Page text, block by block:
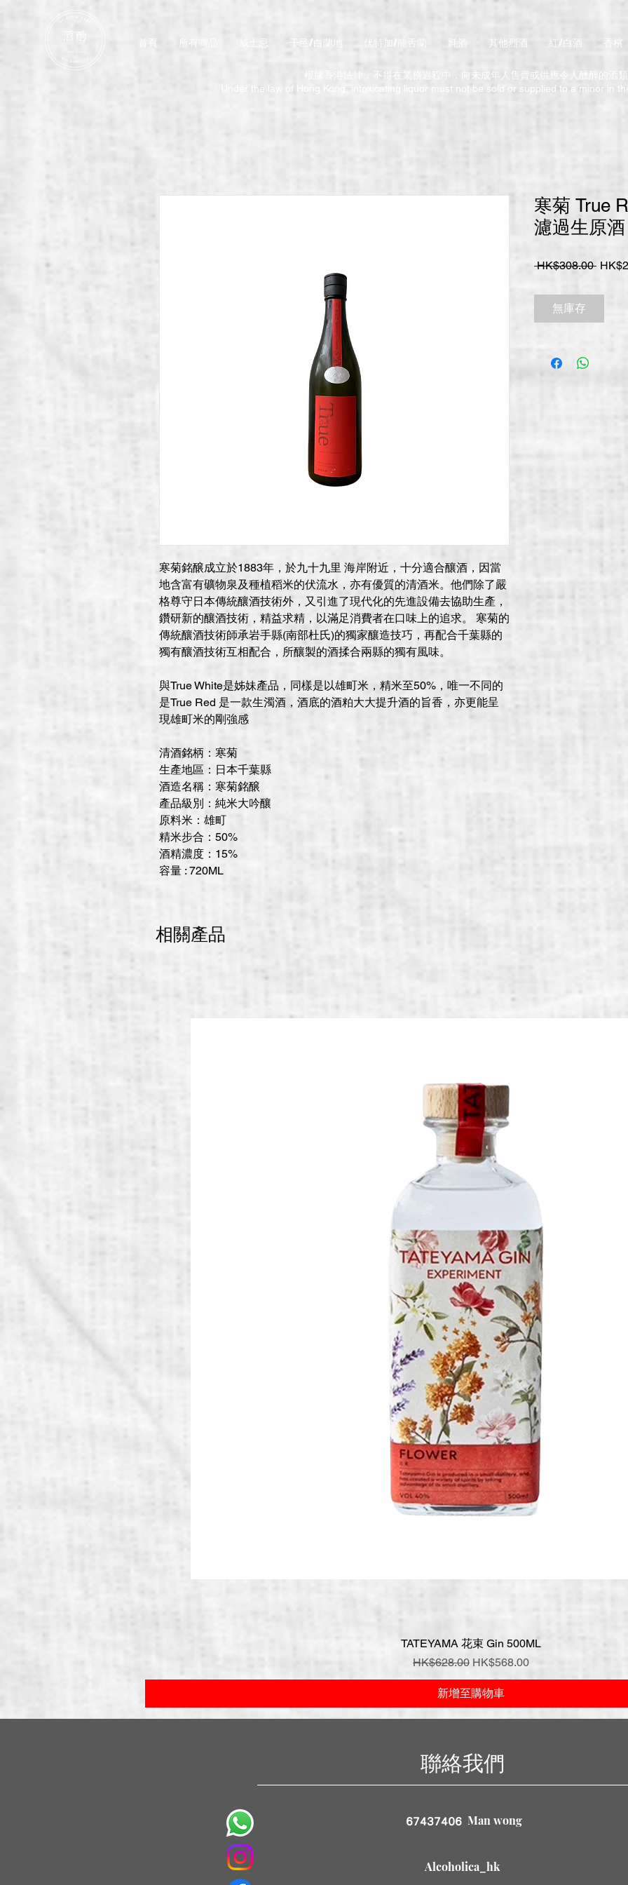
首頁 所有商品 威士忌 干邑/白蘭地 伏特加/龍舌蘭 其他烈酒 紅/白酒 香檳
根據香港法律，不得在業務過程中，向未成年人售賣或供應令人醺醉的酒
Under the law of Hong Kong, intoxicating liquor must not be sold or supplied to a minor in
寒菊銘醸成立於1883年，於九十九里 海岸附近，十分適合釀酒，因當
地含富有礦物泉及種植稻米的伏流水，亦有優質的清酒米。他們除了嚴
格尊守日本傳統釀酒技術外，又引進了現代化的先進設備去協助生產，
鑽研新的釀酒技術，精益求精，以滿足消費者在口味上的追求。 寒菊的
傳統釀酒技術師承岩手縣(南部杜氏)的獨家釀造技巧，再配合千葉縣的
獨有釀酒技術互相配合，所釀製的酒揉合兩縣的獨有風味。
與True White是姊妹產品，同樣是以雄町米，精米至50%，唯一不同的
是True Red 是一款生濁酒，酒底的酒粕大大提升酒的旨香，亦更能呈
現雄町米的剛強感
清酒銘柄：寒菊
生產地區：日本千葉縣
酒造名稱：寒菊銘醸
產品級別：純米大吟釀
原料米：雄町
精米步合：50%
酒精濃度：15%
容量 : 720ML
寒菊 True
濾過生原
HK$308.00 一
價
無庫存
相關產品
快速瀏覽
TATEYAMA 花束 Gin 500ML
一般價格
HK$628.00 促銷價格
HK$568.00
新增至購物車
聯絡我們
67437406 Man wong
Alcoholica_hk